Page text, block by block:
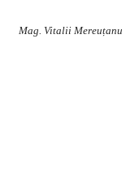
Mag. Vitalii Mereuțanu